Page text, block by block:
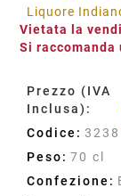
Liquore
Vietata la
Si raccomanda
Prezzo (IVA
Inclusa):
Codice: 3238
Peso: 70 cl
Confezione: